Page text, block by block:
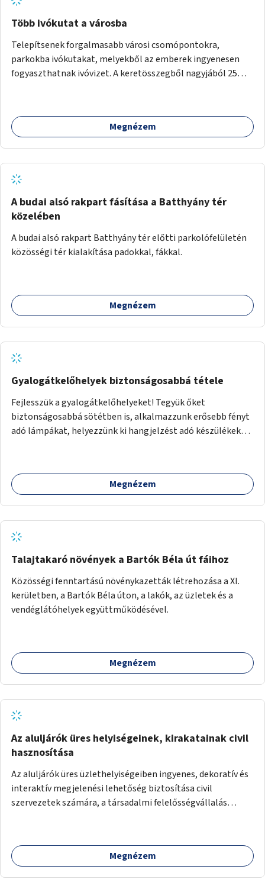
Több ivókutat a városba
Telepítsenek forgalmasabb városi csomópontokra,
parkokba ivókutakat, melyekből az emberek ingyenesen
fogyaszthatnak ivóvizet. A keretösszegből nagyjából 25
Megnézem
A budai alsó rakpart fásítása a Batthyány tér
közelében
A budai alsó rakpart Batthyány tér előtti parkolófelületén
közösségi tér kialakítása padokkal, fákkal.
Megnézem
Gyalogátkelőhelyek biztonságosabbá tétele
Fejlesszük a gyalogátkelőhelyeket! Tegyük őket
biztonságosabbá sötétben is, alkalmazzunk erősebb fényt
adó lámpákat, helyezzünk ki hangjelzést adó készülékeket
Megnézem
Talajtakaró növények a Bartók Béla út fáihoz
Közösségi fenntartású növénykazetták létrehozása a XI.
kerületben, a Bartók Béla úton, a lakók, az üzletek és a
vendéglátóhelyek együttműködésével.
Megnézem
Az aluljárók üres helyiségeinek, kirakatainak civil
hasznosítása
Az aluljárók üres üzlethelyiségeiben ingyenes, dekoratív és
interaktív megjelenési lehetőség biztosítása civil
szervezetek számára, a társadalmi felelősségvállalás
például rajzokkal, kérdésekkel, üzenetküldési lehetőséggel
vagy akciónapokkal – bérleti és közüzemi díjak nélkül, a
Megnézem